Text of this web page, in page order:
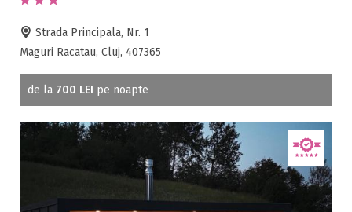
Inchirieri biciclete
Jacuzzi
Lac
Living
Loc de joaca
Partie SKI
Strada Principala, Nr. 1
Maguri Racatau, Cluj, 407365
de la 700 LEI pe noapte